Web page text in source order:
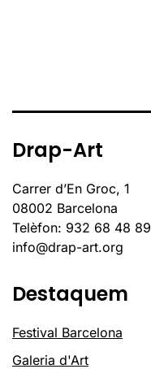
Drap-Art
Carrer d’En Groc, 1
08002 Barcelona
Telèfon: 932 68 48 89
info@drap-art.org
Destaquem
Festival Barcelona
Galeria d'Art